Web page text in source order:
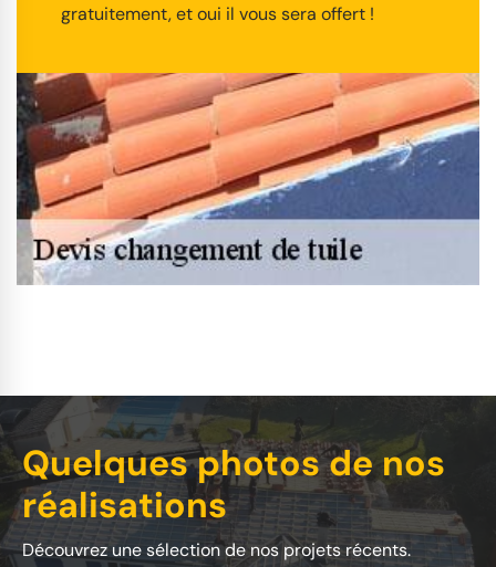
gratuitement, et oui il vous sera offert !
Quelques photos de nos
réalisations
Découvrez une sélection de nos projets récents.